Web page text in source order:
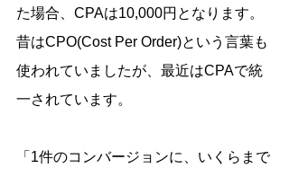
た場合、CPAは10,000円となります。
昔はCPO(Cost Per Order)という言葉も
使われていましたが、最近はCPAで統
一されています。
「1件のコンバージョンに、いくらまで